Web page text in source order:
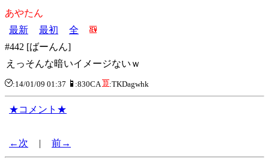
あやたん
最新
最初
全
#442 [ばーんん]
えっそんな暗いイメージないｗ
:14/01/09 01:37 :830CA :TKDagwhk
★コメント★
←次 | 前→